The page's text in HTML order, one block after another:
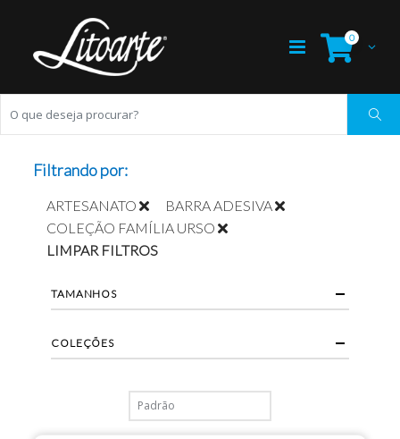
0
Filtrando por:
ARTESANATO
BARRA ADESIVA
COLEÇÃO FAMÍLIA URSO
LIMPAR FILTROS
TAMANHOS
COLEÇÕES